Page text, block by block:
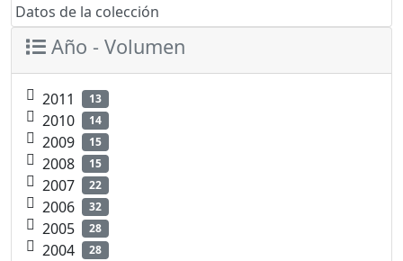
Datos de la colección
Año - Volumen
2011 13
2010 14
2009 15
2008 15
2007 22
2006 32
2005 28
2004 28